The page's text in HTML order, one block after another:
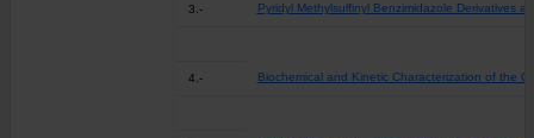
3.- Pyridyl Methylsulfinyl Benzimidazole Derivatives
4.- Biochemical and Kinetic Characterization of the